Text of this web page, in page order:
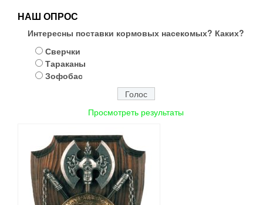
НАШ ОПРОС
Интересны поставки кормовых насекомых? Каких?
Сверчки
Тараканы
Зофобас
Просмотреть результаты